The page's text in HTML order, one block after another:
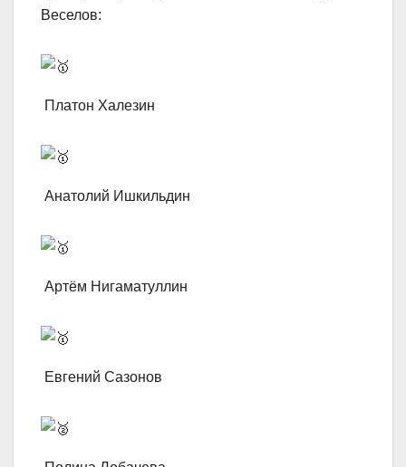
Веселов:
Платон Халезин
Анатолий Ишкильдин
Артём Нигаматуллин
Евгений Сазонов